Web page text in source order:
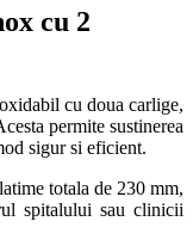
cu 2
cu doua carlige,
permite sustinerea
sigur si eficient.
totala de 230 mm,
spitalului sau clinicii